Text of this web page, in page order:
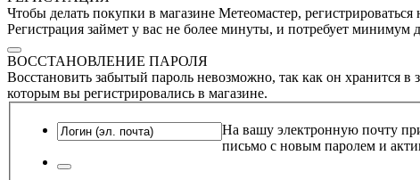
Чтобы делать покупки в магазине Метеомастер, регистрироваться
Регистрация займет у вас не более минуты, и потребует минимум
ВОССТАНОВЛЕНИЕ ПАРОЛЯ
Восстановить забытый пароль невозможно, так как он хранится
которым вы регистрировались в магазине.
На вашу электронную почту
письмо с новым паролем и